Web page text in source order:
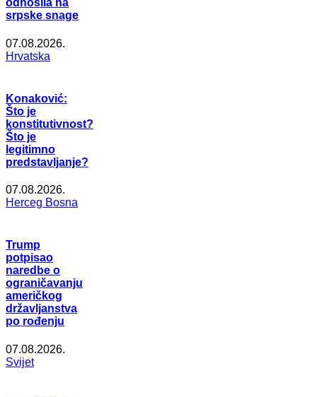
odnosila na
srpske snage
07.08.2026.
Hrvatska
Konaković:
Što je
konstitutivnost?
Što je
legitimno
predstavljanje?
07.08.2026.
Herceg Bosna
Trump
potpisao
naredbe o
ograničavanju
američkog
državljanstva
po rođenju
07.08.2026.
Svijet